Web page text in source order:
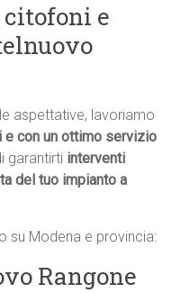
e
aspettative, lavoriamo
e con un ottimo servizio
garantirti interventi
del tuo impianto a
su Modena e provincia:
Rangone 